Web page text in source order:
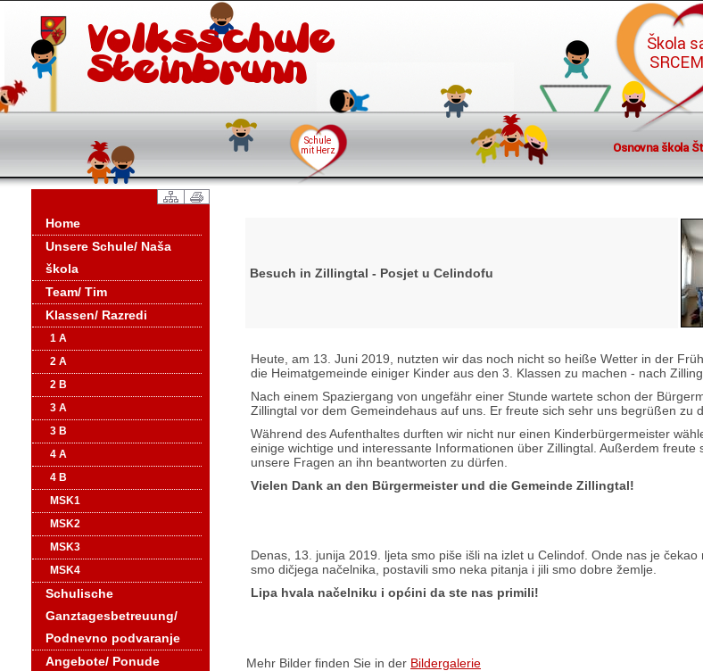
Home
Unsere Schule/ Naša
škola
Team/ Tim
Klassen/ Razredi
1 A
2 A
2 B
3 A
3 B
4 A
4 B
MSK1
MSK2
MSK3
MSK4
Schulische
Ganztagesbetreuung/
Podnevno podvaranje
Angebote/ Ponude
Besuch in Zillingtal - Posjet u Celindofu
Heute, am 13. Juni 2019, nutzten wir das noch nicht so heiße Wetter in der
die Heimatgemeinde einiger Kinder aus den 3. Klassen zu machen - nach
Nach einem Spaziergang von ungefähr einer Stunde wartete schon der
Zillingtal vor dem Gemeindehaus auf uns. Er freute sich sehr uns begrüßen zu
Während des Aufenthaltes durften wir nicht nur einen Kinderbürgermeister
einige wichtige und interessante Informationen über Zillingtal. Außerdem freute
unsere Fragen an ihn beantworten zu dürfen.
Vielen Dank an den Bürgermeister und die Gemeinde Zillingtal!
Denas, 13. junija 2019. ljeta smo piše išli na izlet u Celindof. Onde nas je čekao
smo dičjega načelnika, postavili smo neka pitanja i jili smo dobre žemlje.
Lipa hvala načelniku i općini da ste nas primili!
Mehr Bilder finden Sie in der Bildergalerie